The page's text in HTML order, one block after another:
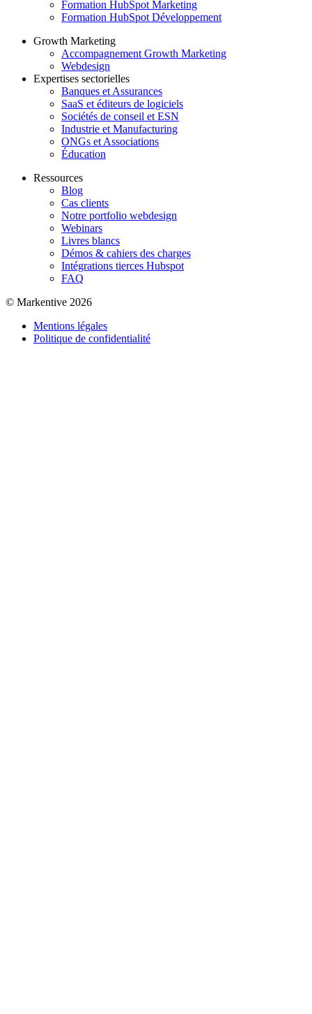
Formation HubSpot Marketing
Formation HubSpot Développement
Growth Marketing
Accompagnement Growth Marketing
Webdesign
Expertises sectorielles
Banques et Assurances
SaaS et éditeurs de logiciels
Sociétés de conseil et ESN
Industrie et Manufacturing
ONGs et Associations
Éducation
Ressources
Blog
Cas clients
Notre portfolio webdesign
Webinars
Livres blancs
Démos & cahiers des charges
Intégrations tierces Hubspot
FAQ
© Markentive 2026
Mentions légales
Politique de confidentialité